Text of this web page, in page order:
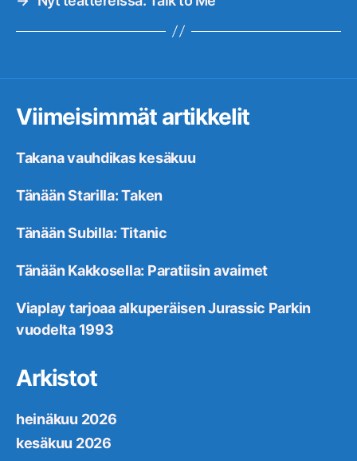
Viimeisimmät artikkelit
Takana vauhdikas kesäkuu
Tänään Starilla: Taken
Tänään Subilla: Titanic
Tänään Kakkosella: Paratiisin avaimet
Viaplay tarjoaa alkuperäisen Jurassic Parkin
vuodelta 1993
Arkistot
heinäkuu 2026
kesäkuu 2026